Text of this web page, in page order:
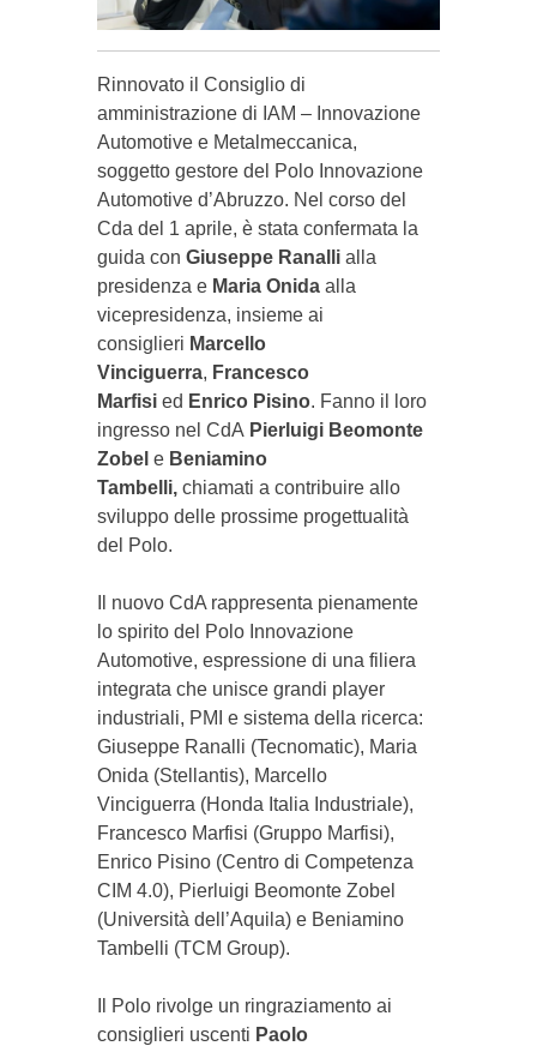
Rinnovato il Consiglio di
amministrazione di IAM – Innovazione
Automotive e Metalmeccanica,
soggetto gestore del Polo Innovazione
Automotive d’Abruzzo. Nel corso del
Cda del 1 aprile, è stata confermata la
guida con Giuseppe Ranallialla
presidenza e Maria Onidaalla
vicepresidenza, insieme ai
consiglieri Marcello
Vinciguerra, Francesco
Marfisied Enrico Pisino. Fanno il loro
ingresso nel CdA Pierluigi Beomonte
Zobel e Beniamino
Tambelli,chiamati a contribuire allo
sviluppo delle prossime progettualità
del Polo.
Il nuovo CdA rappresenta pienamente
lo spirito del Polo Innovazione
Automotive, espressione di una filiera
integrata che unisce grandi player
industriali, PMI e sistema della ricerca:
Giuseppe Ranalli (Tecnomatic), Maria
Onida (Stellantis), Marcello
Vinciguerra (Honda Italia Industriale),
Francesco Marfisi (Gruppo Marfisi),
Enrico Pisino (Centro di Competenza
CIM 4.0), Pierluigi Beomonte Zobel
(Università dell’Aquila) e Beniamino
Tambelli (TCM Group).
Il Polo rivolge un ringraziamento ai
consiglieri uscenti Paolo